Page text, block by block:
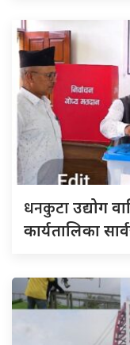
धनकुटाउद्योग
कार्यतालिका